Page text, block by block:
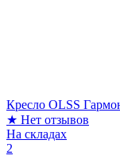
Кресло OLSS
★ Нет отзывов
На складах
2